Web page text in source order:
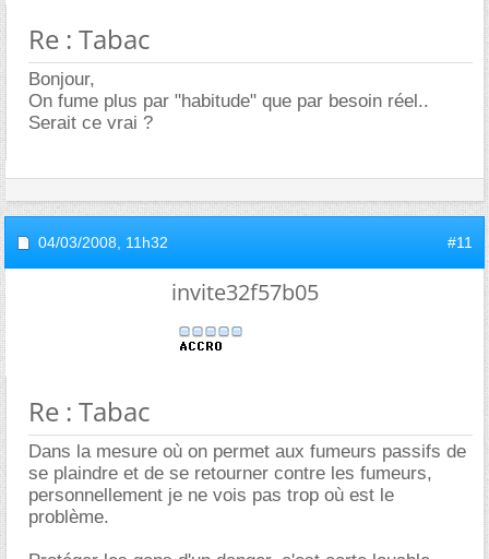
Re : Tabac
Bonjour,
On fume plus par "habitude" que par besoin réel..
Serait ce vrai ?
04/03/2008, 11h32 #11
invite32f57b05
Re : Tabac
Dans la mesure où on permet aux fumeurs passifs de
se plaindre et de se retourner contre les fumeurs,
personnellement je ne vois pas trop où est le
problème.